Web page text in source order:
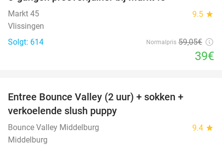
Markt 45 9.5 star
Vlissingen
Solgt: 614
Normalpris 59,05€
39€
Entree Bounce Valley (2 uur) + sokken +
verkoelende slush puppy
Bounce Valley Middelburg 9.4 star
Middelburg